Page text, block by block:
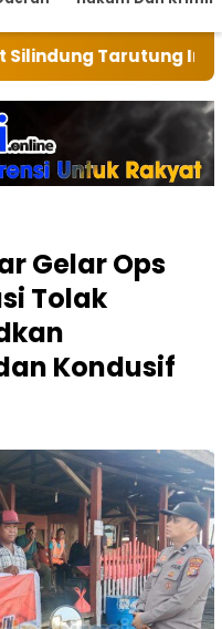
Ingatkan Kebaikan
Gelar Ops
Tolak
Kondusif